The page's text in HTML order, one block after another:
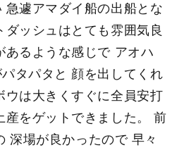
急遽アマダイ船の出船とな
ダッシュはとても雰囲気良
あるような感じで アオハ
タパタと 顔を出してくれ
ウは大きくすぐに全員安打
産をゲットできました。 前
深場が良かったので 早々